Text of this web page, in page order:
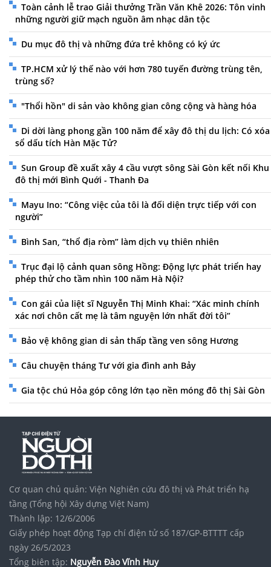
Toàn cảnh lễ trao Giải thưởng Trần Văn Khê 2026: Tôn vinh
những người giữ mạch nguồn âm nhạc dân tộc
Du mục đô thị và những đứa trẻ không có ký ức
TP.HCM xử lý thế nào với hơn 780 tuyến đường trùng tên,
trùng số?
"Thổi hồn" di sản vào không gian công cộng và hàng hóa
Di dời làng phong gần 100 năm để xây đô thị du lịch: Có xóa
sổ dấu tích Hàn Mặc Tử?
Sun Group đề xuất xây 4 cầu vượt sông Sài Gòn kết nối Khu
đô thị mới Bình Quới - Thanh Đa
Mayu Ino: “Công việc của tôi là đối diện trực tiếp với con
người”
Bình San, “thổ địa ròm” làm dịch vụ thiên nhiên
Trục đại lộ cảnh quan sông Hồng: Động lực phát triển hay
phép thử cho tầm nhìn 100 năm Hà Nội?
Con gái của liệt sĩ Nguyễn Thị Minh Khai: “Xác minh chính
xác nơi chôn cất mẹ là tâm nguyện lớn nhất đời tôi”
Bảo vệ không gian di sản thấp tầng ven sông Hương
Câu chuyện tháng Tư với gia đình anh Bảy
Gia tộc chú Hỏa góp công lớn tạo nền móng đô thị Sài Gòn
Cơ quan chủ quản: Viện Nghiên cứu đô thị và Phát triển hạ
tầng (Tổng hội Xây dựng Việt Nam)
Thành lập: 12/6/2006
Giấy phép hoạt động Tạp chí điện tử số 187/GP-BTTTT cấp
ngày 26/5/2023
Tổng biên tập: Nguyễn Đào Vĩnh Huy